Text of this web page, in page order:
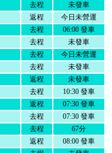
去程
未發車
返程
今日未營運
去程
06:00 發車
去程
未發車
去程
今日未營運
去程
未發車
返程
未發車
去程
10:30 發車
返程
07:30 發車
去程
07:30 發車
去程
67分
返程
08:00 發車